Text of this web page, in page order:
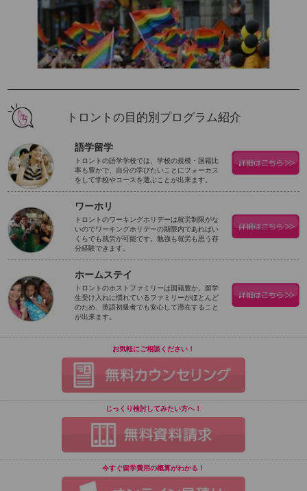
トロントの目的別プログラム紹介
語学留学
トロントの語学学校では、学校の規模・国籍比
率も豊かで、自分の学びたいことにフォーカス
をして学校やコースを選ぶことが出来ます。
ワーホリ
トロントのワーキングホリデーは就労制限がな
いのでワーキングホリデーの期限内であればい
くらでも就労が可能です。勉強も就労も思う存
分経験できます。
ホームステイ
トロントのホストファミリーは国籍豊か。留学
生受け入れに慣れているファミリーがほとんど
のため、英語初級者でも安心して滞在すること
が出来ます。
お気軽にご相談ください！
じっくり検討してみたい方へ！
今すぐ留学費用の概算がわかる！